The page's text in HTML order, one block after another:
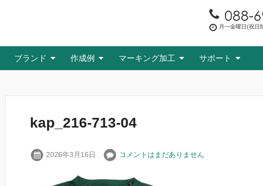
088-
月―金曜日(祝日
ブランド 作成例 マーキング加工 サポート
kap_216-713-04
2026年3月16日 コメントはまだありません